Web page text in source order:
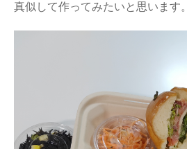
真似して作ってみたいと思います。